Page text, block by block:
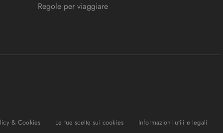
Regole per viaggiare
& Cookies Le tue scelte sui cookies Informazioni utili e legali